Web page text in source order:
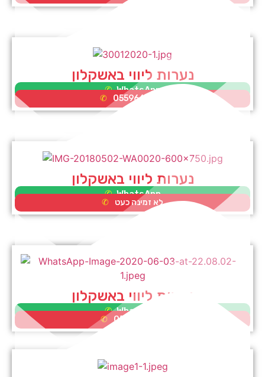
נערות ליווי באשקלון
WhatsApp
0559662075
נערות ליווי באשקלון
WhatsApp
לא זמינה כעט
נערות ליווי באשקלון
WhatsApp
0552995353